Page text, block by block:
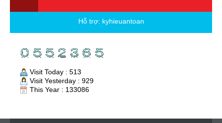
Hỗ trợ: kyhieuantoan
Visit Today : 513
Visit Yesterday : 929
This Year : 133086